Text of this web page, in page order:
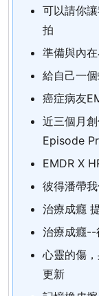
可以請你
拍
準備與內
給自己一
癌症病友
近三個月
Episode
EMDR X
彼得潘帶
治療成癮
治療成癮--
心靈的傷
更新